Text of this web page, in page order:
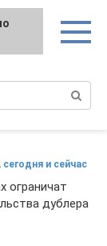
и сейчас
ограничат
дублера